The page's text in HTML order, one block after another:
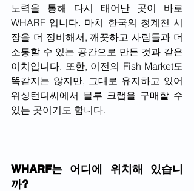
노력을 통해 다시 태어난 곳이 바로
WHARF 입니다. 마치 한국의 청계천 시
장을 더 정비해서, 깨끗하고 사람들과 더
소통할 수 있는 공간으로 만든 것과 같은
이치입니다. 또한, 이전의 Fish Market도
똑같지는 않지만, 그대로 유지하고 있어
워싱턴디씨에서 블루 크랩을 구매할 수
있는 곳이기도 합니다.
WHARF는 어디에 위치해 있습니
까?